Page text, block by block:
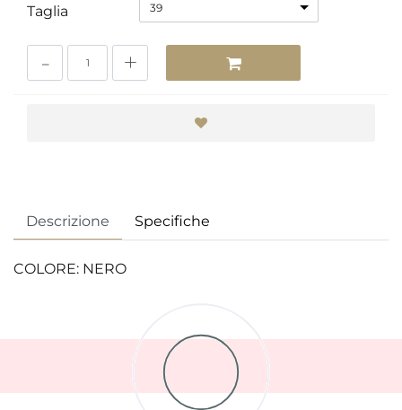
Taglia 39
Descrizione Specifiche
COLORE: NERO